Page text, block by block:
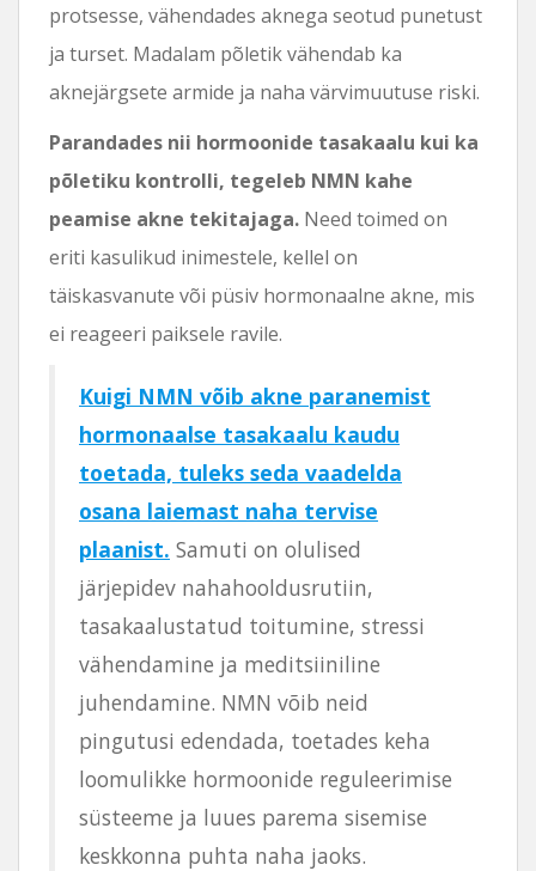
protsesse, vähendades aknega seotud punetust
ja turset. Madalam põletik vähendab ka
aknejärgsete armide ja naha värvimuutuse riski.
Parandades nii hormoonide tasakaalu kui ka
põletiku kontrolli, tegeleb NMN kahe
peamise akne tekitajaga. Need toimed on
eriti kasulikud inimestele, kellel on
täiskasvanute või püsiv hormonaalne akne, mis
ei reageeri paiksele ravile.
Kuigi NMN võib akne paranemist
hormonaalse tasakaalu kaudu
toetada, tuleks seda vaadelda
osana laiemast naha tervise
plaanist. Samuti on olulised
järjepidev nahahooldusrutiin,
tasakaalustatud toitumine, stressi
vähendamine ja meditsiiniline
juhendamine. NMN võib neid
pingutusi edendada, toetades keha
loomulikke hormoonide reguleerimise
süsteeme ja luues parema sisemise
keskkonna puhta naha jaoks.